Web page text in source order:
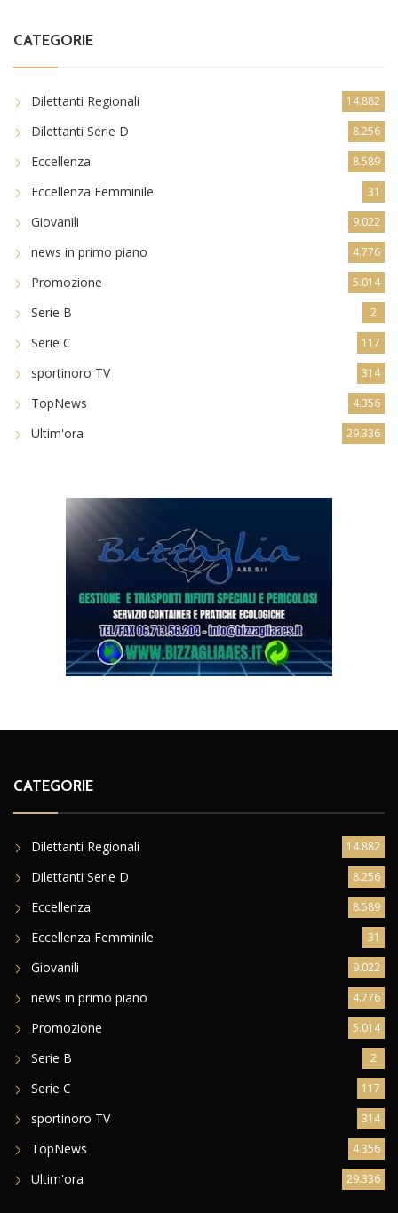
CATEGORIE
Dilettanti Regionali 14.882
Dilettanti Serie D 8.256
Eccellenza 8.589
Eccellenza Femminile 31
Giovanili 9.022
news in primo piano 4.776
Promozione 5.014
Serie B 2
Serie C 117
sportinoro TV 314
TopNews 4.356
Ultim'ora 29.336
CATEGORIE
Dilettanti Regionali 14.882
Dilettanti Serie D 8.256
Eccellenza 8.589
Eccellenza Femminile 31
Giovanili 9.022
news in primo piano 4.776
Promozione 5.014
Serie B 2
Serie C 117
sportinoro TV 314
TopNews 4.356
Ultim'ora 29.336